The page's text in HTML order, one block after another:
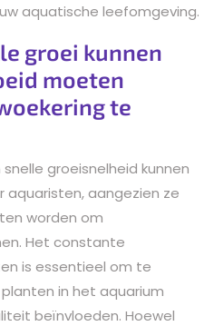
aquatische leefomgeving.
groei kunnen
moeten
te
groeisnelheid kunnen
aquaristen, aangezien ze
worden om
Het constante
is essentieel om te
in het aquarium
beïnvloeden. Hoewel